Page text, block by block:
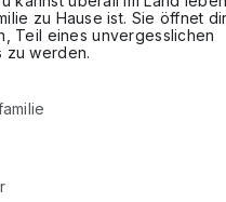
zu Hause ist. Sie öffnet
Teil eines unvergesslichen
zu werden.